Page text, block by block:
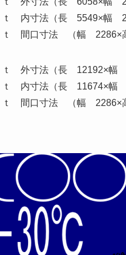
ｔ 内寸法（長 5549×幅
ｔ 間口寸法 （幅 2286×
ｔ 外寸法（長 12192×幅
ｔ 内寸法（長 11674×幅
ｔ 間口寸法 （幅 2286×